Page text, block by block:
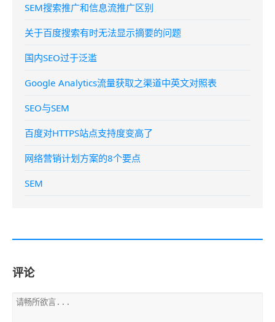
SEM搜索推广和信息流推广区别
关于百度搜索有时无法显示摘要的问题
国内SEO过于泛滥
Google Analytics流量获取之渠道中英文对照表
SEO与SEM
百度对HTTPS站点支持度变高了
网络营销计划方案的8个要点
SEM
评论